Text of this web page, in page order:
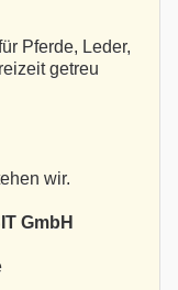
Pferde, Leder,
getreu
wir.
GmbH